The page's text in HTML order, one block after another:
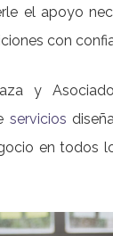
el apoyo
con
y
servicios
en todos